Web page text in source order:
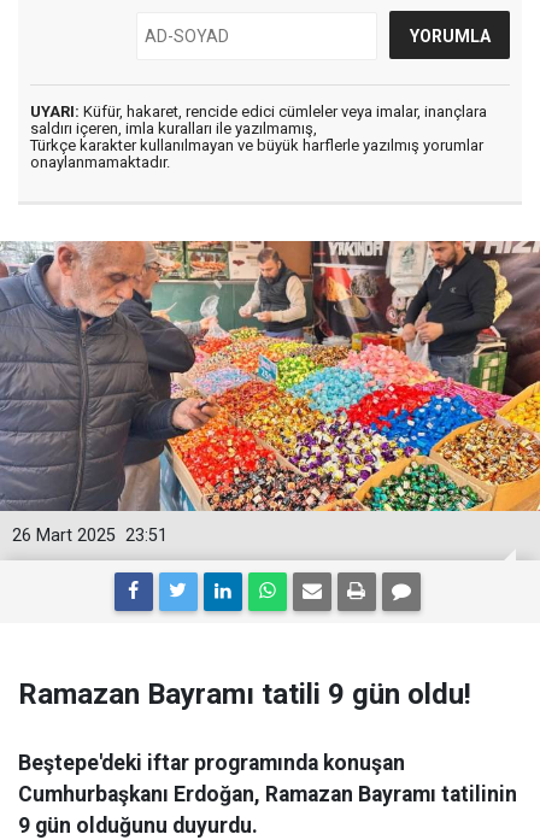
UYARI: Küfür, hakaret, rencide edici cümleler veya imalar, inançlara
saldırı içeren, imla kuralları ile yazılmamış,
Türkçe karakter kullanılmayan ve büyük harflerle yazılmış yorumlar
onaylanmamaktadır.
23:51
26 Mart 2025
Ramazan Bayramı tatili 9 gün oldu!
Beştepe'deki iftar programında konuşan
Cumhurbaşkanı Erdoğan, Ramazan Bayramı tatilinin
9 gün olduğunu duyurdu.